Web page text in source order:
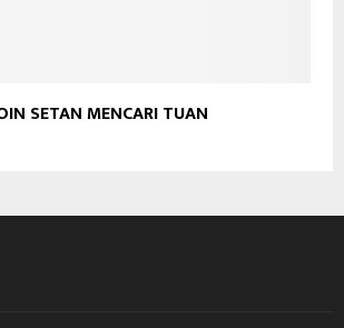
SETAN MENCARI TUAN